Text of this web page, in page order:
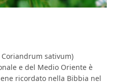
sativum)
e del Medio Oriente è
ricordato nella Bibbia nel